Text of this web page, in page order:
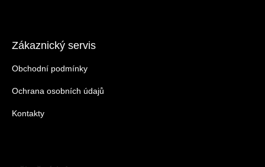
Zákaznický servis
Obchodní podmínky
Ochrana osobních údajů
Kontakty